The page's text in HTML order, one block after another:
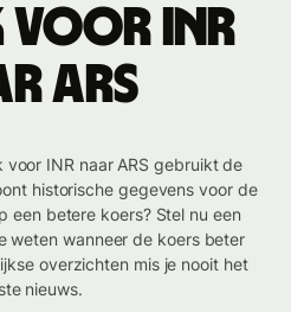
INR
ARS
INR naar ARS gebruikt de
historische gegevens voor de
een betere koers? Stel nu een
weten wanneer de koers beter
overzichten mis je nooit het
nieuws.